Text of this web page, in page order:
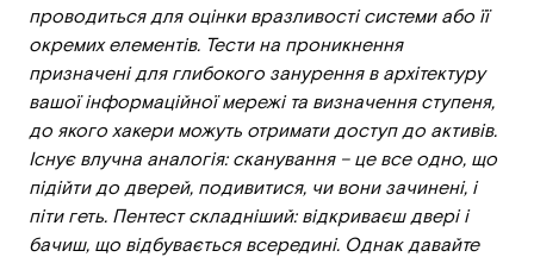
проводиться для оцінки вразливості системи або її
окремих елементів. Тести на проникнення
призначені для глибокого занурення в архітектуру
вашої інформаційної мережі та визначення ступеня,
до якого хакери можуть отримати доступ до активів.
Існує влучна аналогія: сканування – це все одно, що
підійти до дверей, подивитися, чи вони зачинені, і
піти геть. Пентест складніший: відкриваєш двері і
бачиш, що відбувається всередині. Однак давайте